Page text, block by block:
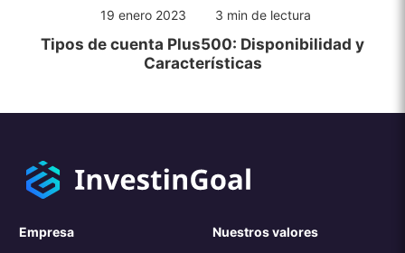
19 enero 2023 3 min de lectura
Tipos de cuenta Plus500: Disponibilidad y
Características
Empresa
Nuestros valores